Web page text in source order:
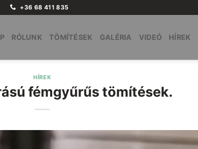
+36 68 411 835
RÓLUNK TÖMÍTÉSEK GALÉRIA VIDEÓ HÍREK
HÍREK
fémgyűrűs tömítések.